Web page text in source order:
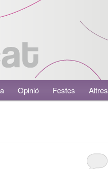
Opinió Festes Altres